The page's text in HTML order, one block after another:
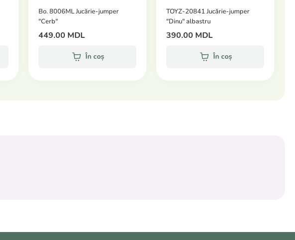
Bo. 8006ML Jucărie-jumper
"Cerb"
449.00 MDL
În coș
TOYZ-20841 Jucărie-jumper
"Dinu" albastru
390.00 MDL
În coș